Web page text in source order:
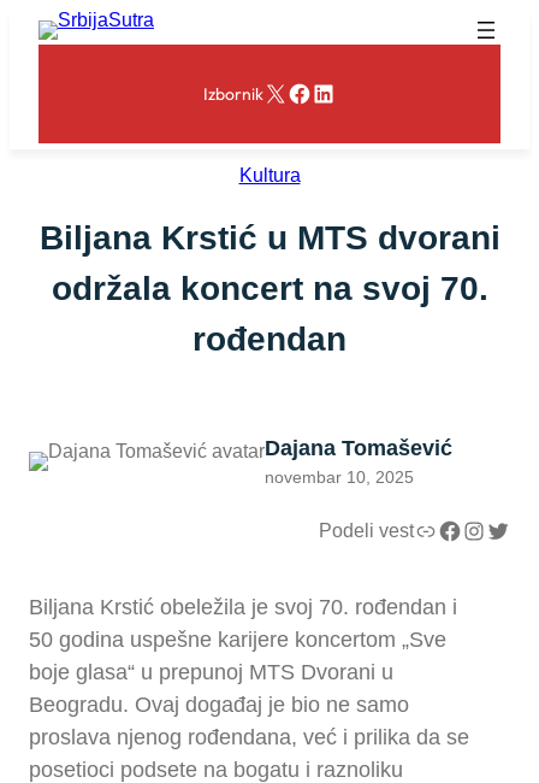
Skoči
IzbornikX Facebook
LinkedIn
Kultura
Biljana Krstić u MTS dvorani
održala koncert na svoj 70.
rođendan
Dajana Tomašević
novembar 10, 2025
Podeli vestLink Facebook InstagramTwitter
Biljana Krstić obeležila je svoj 70. rođendan i
50 godina uspešne karijere koncertom „Sve
boje glasa“ u prepunoj MTS Dvorani u
Beogradu. Ovaj događaj je bio ne samo
proslava njenog rođendana, već i prilika da se
posetioci podsete na bogatu i raznoliku